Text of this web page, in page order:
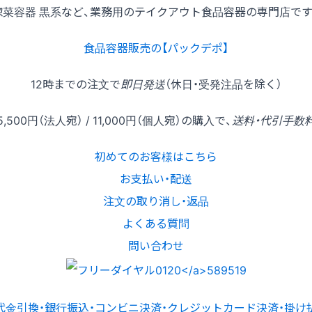
容器 黒系など、業務用のテイクアウト食品容器の専門店です
食品容器販売の【パックデポ】
12時までの注文で即日発送（休日・受発注品を除く）
円（法人宛） / 11,000円（個人宛）の購入で、 送料・代引手数
初めてのお客様はこちら
お支払い・配送
注文の取り消し・返品
よくある質問
問い合わせ